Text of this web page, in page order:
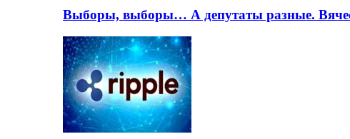
Выборы, выборы… А депутаты разные.